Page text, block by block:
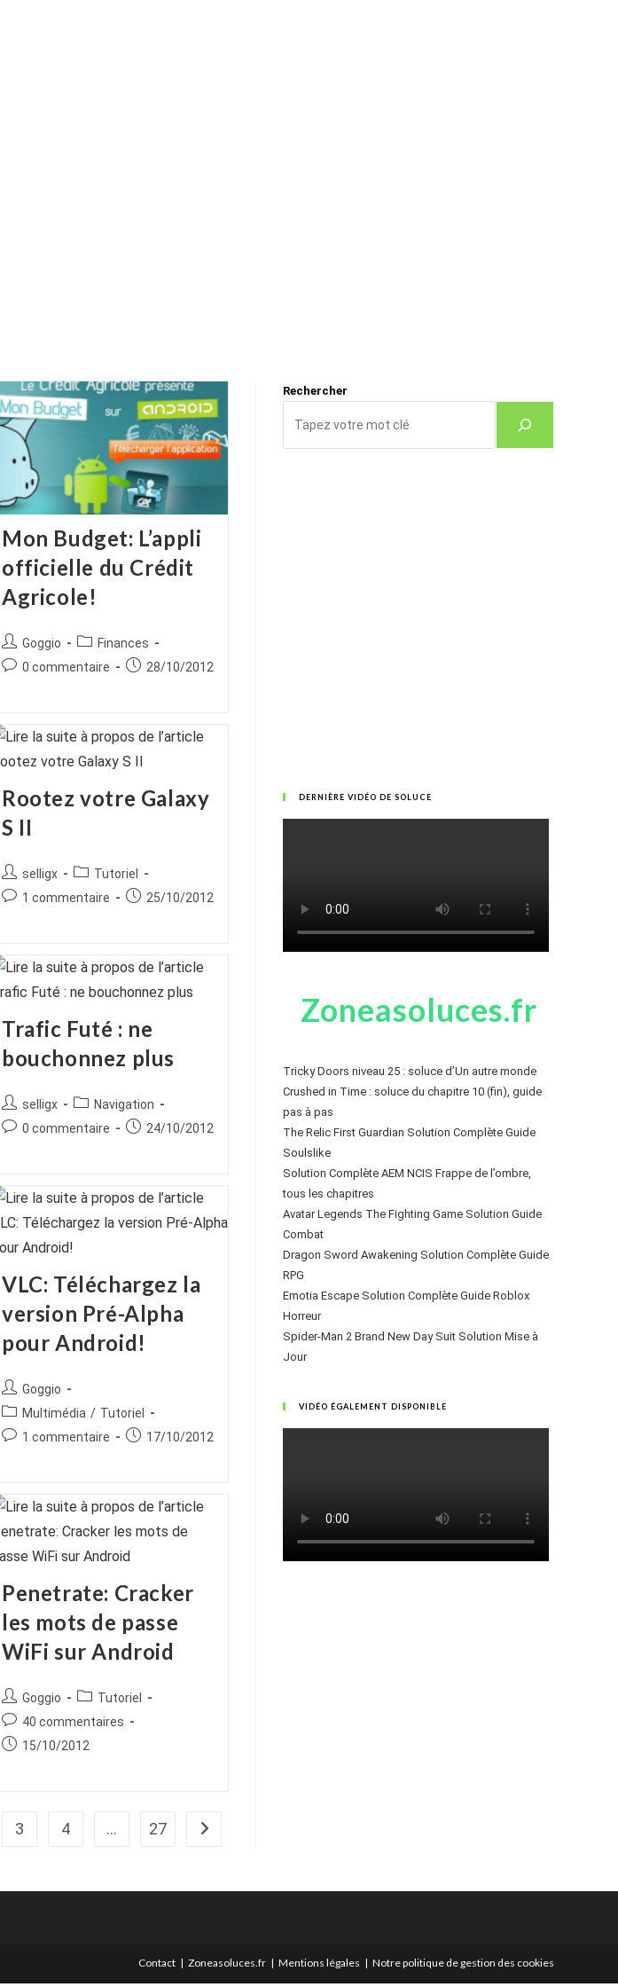
Mon Budget: L’appli
officielle du Crédit
Agricole!
Auteur/autrice
de
Goggio
Post
category:
Finances
Commentaires
publication :
0 commentaire
Publication
28/10/2012
Rootez votre Galaxy
S II
Auteur/autrice
de
selligx
Post
category:
Tutoriel
Commentaires
publication :
1 commentaire
Publication
25/10/2012
Trafic Futé : ne
bouchonnez plus
Auteur/autrice
de
selligx
Post
category:
Navigation
Commentaires
publication :
0 commentaire
Publication
24/10/2012
VLC: Téléchargez la
version Pré-Alpha
pour Android!
Auteur/autrice
de
la
publication :
Goggio
Post
category:
Multimédia / Tutoriel
Commentaires
publication :
1 commentaire
Publication
17/10/2012
Penetrate: Cracker
les mots de passe
WiFi sur Android
Auteur/autrice
de
la
publication :
Goggio
Post
category:
Tutoriel
Commentaires
de
40 commentaires
Publication
15/10/2012
3 4 … 27 Aller à la page suivante
Rechercher
DERNIÈRE VIDÉO DE SOLUCE
Zoneasoluces.fr
Tricky Doors niveau 25 : soluce d’Un autre monde
Crushed in Time : soluce du chapitre 10 (fin), guide
pas à pas
The Relic First Guardian Solution Complète Guide
Soulslike
Solution Complète AEM NCIS Frappe de l’ombre,
tous les chapitres
Avatar Legends The Fighting Game Solution Guide
Combat
Dragon Sword Awakening Solution Complète Guide
RPG
Emotia Escape Solution Complète Guide Roblox
Horreur
Spider-Man 2 Brand New Day Suit Solution Mise à
Jour
VIDÉO ÉGALEMENT DISPONIBLE
Contact Zoneasoluces.fr Mentions légales Notre politique de gestion des cookies